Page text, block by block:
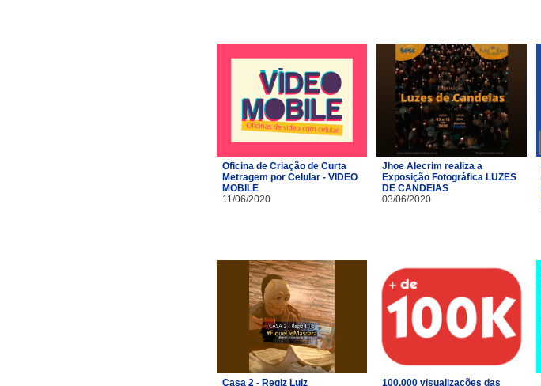
Oficina de Criação de Curta
Metragem por Celular - VIDEO
MOBILE
11/06/2020
Jhoe Alecrim realiza a
Exposição Fotográfica LUZES
DE CANDEIAS
03/06/2020
Casa 2 - Regiz Luiz 100.000 visualizações das